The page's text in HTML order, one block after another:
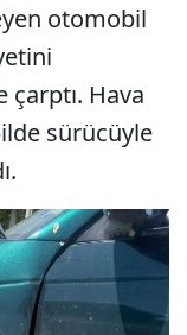
otomobil
Hava
sürücüyle